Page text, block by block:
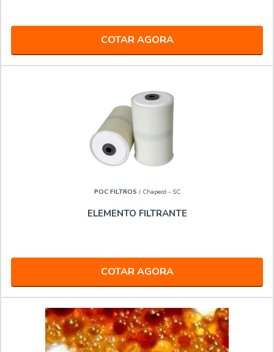
COTAR AGORA
POC FILTROS / Chapecó - SC
ELEMENTO FILTRANTE
COTAR AGORA